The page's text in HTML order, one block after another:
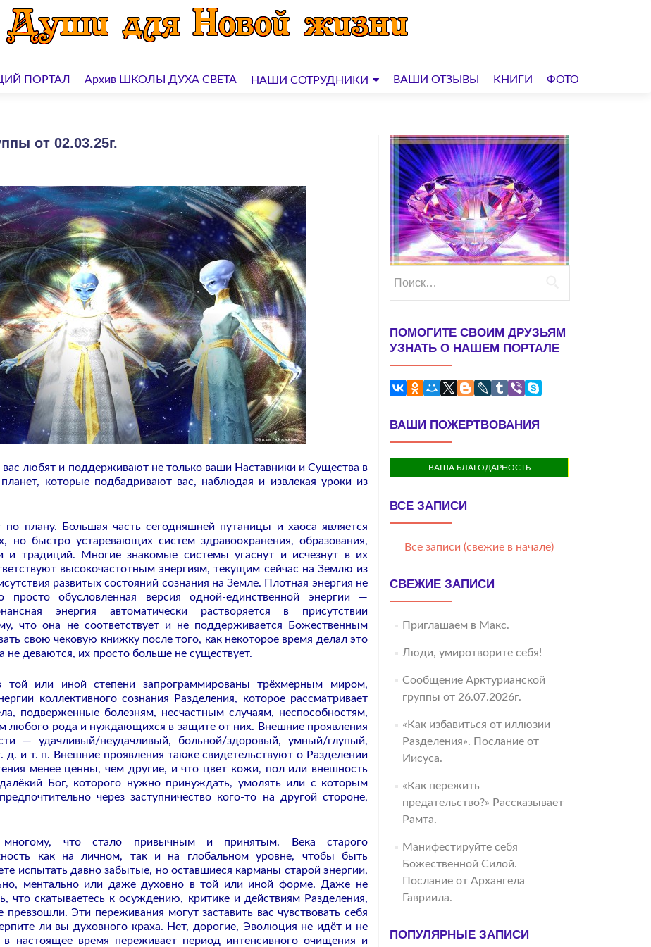
ПОРТАЛ Архив ШКОЛЫ ДУХА СВЕТА НАШИ СОТРУДНИКИ ВАШИ ОТЗЫВЫ КНИГИ ФОТО
от 02.03.25г.
любят и поддерживают не только ваши Наставники и Существа в
которые подбадривают вас, наблюдая и извлекая уроки из
по плану. Большая часть сегодняшней путаницы и хаоса является
но быстро устаревающих систем здравоохранения, образования,
и традиций. Многие знакомые системы угаснут и исчезнут в их
высокочастотным энергиям, текущим сейчас на Землю из
развитых состояний сознания на Земле. Плотная энергия не
обусловленная версия одной-единственной энергии —
энергия автоматически растворяется в присутствии
что она не соответствует и не поддерживается Божественным
свою чековую книжку после того, как некоторое время делал это
не деваются, их просто больше не существует.
или иной степени запрограммированы трёхмерным миром,
коллективного сознания Разделения, которое рассматривает
подверженные болезням, несчастным случаям, неспособностям,
любого рода и нуждающихся в защите от них. Внешние проявления
— удачливый/неудачливый, больной/здоровый, умный/глупый,
и т. п. Внешние проявления также свидетельствуют о Разделении
менее ценны, чем другие, и что цвет кожи, пол или внешность
Бог, которого нужно принуждать, умолять или с которым
через заступничество кого-то на другой стороне,
многому, что стало привычным и принятым. Века старого
как на личном, так и на глобальном уровне, чтобы быть
испытать давно забытые, но оставшиеся карманы старой энергии,
ментально или даже духовно в той или иной форме. Даже не
что скатываетесь к осуждению, критике и действиям Разделения,
Эти переживания могут заставить вас чувствовать себя
ли вы духовного краха. Нет, дорогие, Эволюция не идёт и не
настоящее время переживает период интенсивного очищения и
ПОМОГИТЕ СВОИМ ДРУЗЬЯМ
УЗНАТЬ О НАШЕМ ПОРТАЛЕ
ВАШИ ПОЖЕРТВОВАНИЯ
ВАША БЛАГОДАРНОСТЬ
ВСЕ ЗАПИСИ
Все записи (свежие в начале)
СВЕЖИЕ ЗАПИСИ
Приглашаем в Макс.
Люди, умиротворите себя!
Сообщение Арктурианской
группы от 26.07.2026г.
«Как избавиться от иллюзии
Разделения». Послание от
Иисуса.
«Как пережить
предательство?» Рассказывает
Рамта.
Манифестируйте себя
Божественной Силой.
Послание от Архангела
Гавриила.
ПОПУЛЯРНЫЕ ЗАПИСИ